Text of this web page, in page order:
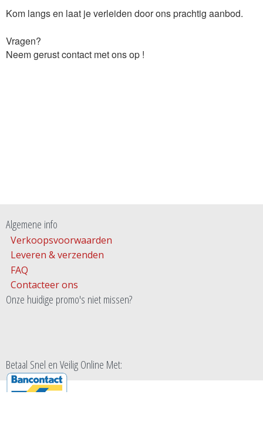
Kom langs en laat je verleiden door ons prachtig aanbod.
Vragen?
Neem gerust contact met ons op !
Algemene info
Verkoopsvoorwaarden
Leveren & verzenden
FAQ
Contacteer ons
Onze huidige promo's niet missen?
Betaal Snel en Veilig Online Met: